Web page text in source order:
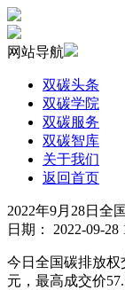
网站导航
双碳头条
双碳学院
双碳服务
双碳智库
关于我们
返回首页
2022年9月28日全
日期： 2022-09-28
今日全国碳排放权
元，最高成交价